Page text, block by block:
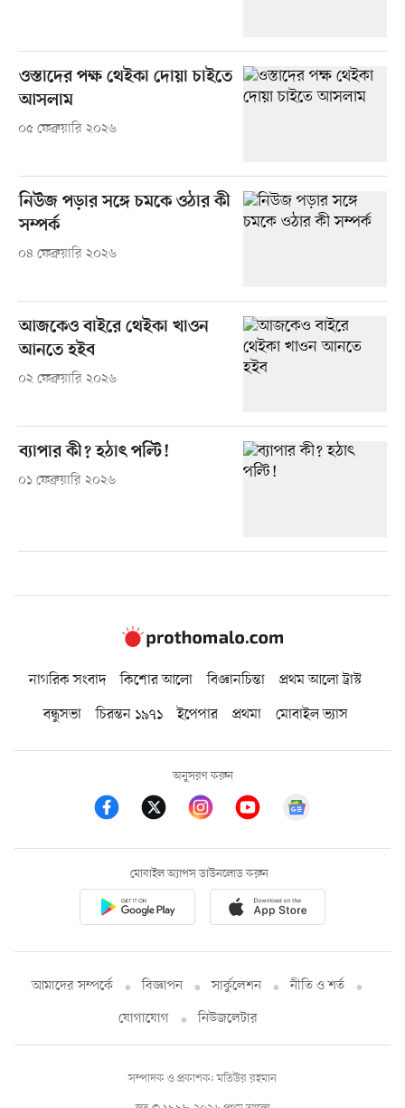
ওস্তাদের পক্ষ থেইকা দোয়া চাইতে
আসলাম
০৫ ফেব্রুয়ারি ২০২৬
নিউজ পড়ার সঙ্গে চমকে ওঠার কী
সম্পর্ক
০৪ ফেব্রুয়ারি ২০২৬
আজকেও বাইরে থেইকা খাওন
আনতে হইব
০২ ফেব্রুয়ারি ২০২৬
ব্যাপার কী? হঠাৎ পল্টি!
০১ ফেব্রুয়ারি ২০২৬
নাগরিক সংবাদ কিশোর আলো বিজ্ঞানচিন্তা
প্রথম আলো ট্রাস্ট
বন্ধুসভা
চিরন্তন ১৯৭১ ইপেপার প্রথমা মোবাইল ভ্যাস
অনুসরণ করুন
মোবাইল অ্যাপস ডাউনলোড করুন
আমাদের সম্পর্কে বিজ্ঞাপন সার্কুলেশন
নীতি ও শর্ত
যোগাযোগ
নিউজলেটার
সম্পাদক ও প্রকাশক: মতিউর রহমান